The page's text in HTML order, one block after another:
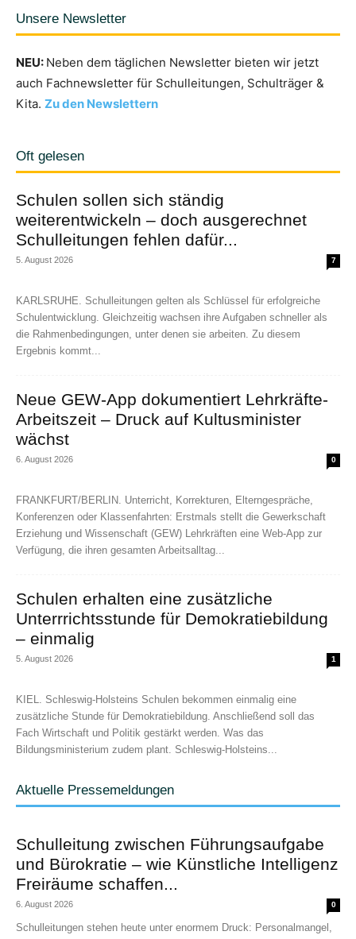
Unsere Newsletter
NEU: Neben dem täglichen Newsletter bieten wir jetzt
auch Fachnewsletter für Schulleitungen, Schulträger &
Kita. Zu den Newslettern
Oft gelesen
Schulen sollen sich ständig
weiterentwickeln – doch ausgerechnet
Schulleitungen fehlen dafür...
5. August 2026 7
KARLSRUHE. Schulleitungen gelten als Schlüssel für erfolgreiche
Schulentwicklung. Gleichzeitig wachsen ihre Aufgaben schneller als
die Rahmenbedingungen, unter denen sie arbeiten. Zu diesem
Ergebnis kommt...
Neue GEW-App dokumentiert Lehrkräfte-
Arbeitszeit – Druck auf Kultusminister
wächst
6. August 2026 0
FRANKFURT/BERLIN. Unterricht, Korrekturen, Elterngespräche,
Konferenzen oder Klassenfahrten: Erstmals stellt die Gewerkschaft
Erziehung und Wissenschaft (GEW) Lehrkräften eine Web-App zur
Verfügung, die ihren gesamten Arbeitsalltag...
Schulen erhalten eine zusätzliche
Unterrrichtsstunde für Demokratiebildung
– einmalig
5. August 2026 1
KIEL. Schleswig-Holsteins Schulen bekommen einmalig eine
zusätzliche Stunde für Demokratiebildung. Anschließend soll das
Fach Wirtschaft und Politik gestärkt werden. Was das
Bildungsministerium zudem plant. Schleswig-Holsteins...
Aktuelle Pressemeldungen
Schulleitung zwischen Führungsaufgabe
und Bürokratie – wie Künstliche Intelligenz
Freiräume schaffen...
6. August 2026 0
Schulleitungen stehen heute unter enormem Druck: Personalmangel,